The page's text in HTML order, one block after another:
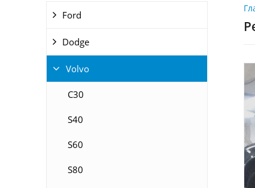
Ford
Dodge
Volvo
С30
S40
S60
S80